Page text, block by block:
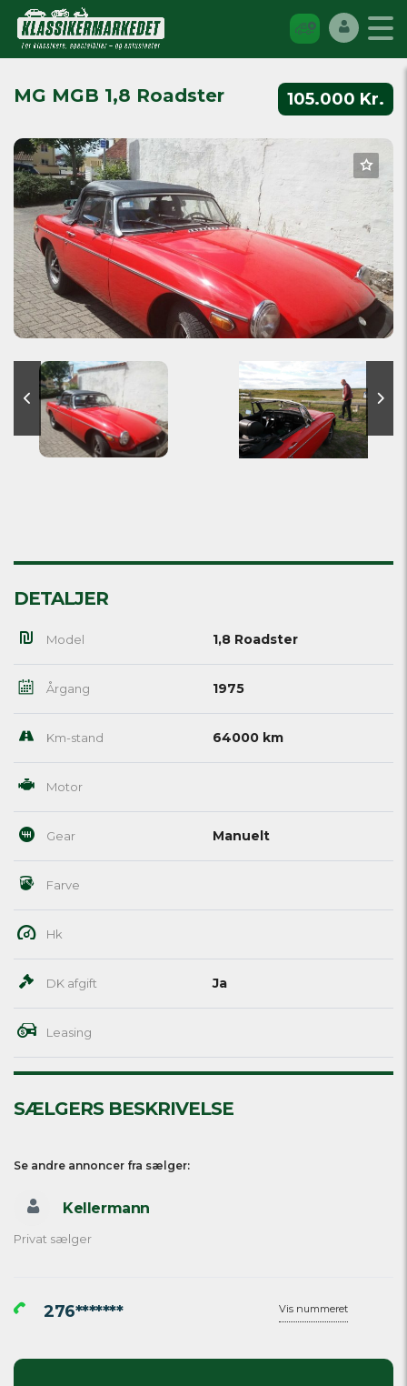
105.000 Kr.
MG MGB 1,8 Roadster
DETALJER
Model 1,8 Roadster
Årgang 1975
Km-stand 64000 km
Motor
Gear Manuelt
Farve
Hk
DK afgift Ja
Leasing
SÆLGERS BESKRIVELSE
Se andre annoncer fra sælger:
Kellermann
Privat sælger
276******* Vis nummeret